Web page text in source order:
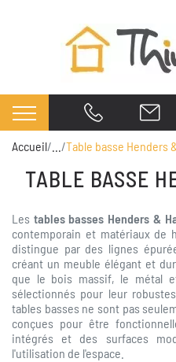
Accueil Table basse Henders
TABLE BASSE
Les tables basses Henders &
contemporain et matériaux de
distingue par des lignes
créant un meuble élégant et
que le bois massif, le métal
sélectionnés pour leur
tables basses ne sont pas
conçues pour être
intégrés et des surfaces
l'utilisation de l'espace.